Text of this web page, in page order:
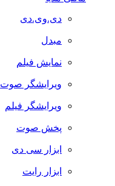
دی.وی.دی
مبدل
نمایش فیلم
ویرایشگر صوت
ویرایشگر فیلم
پخش صوت
ابزار سی دی
ابزار رایت